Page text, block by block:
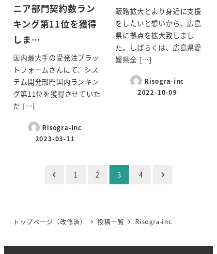
ニア部門契約数ラン
キング第11位を獲得
しま…
国内最大手の受発注プラッ
トフォームさんにて、シス
テム開発部門国内ランキン
グ第11位を獲得させていた
だ […]
Risogra-inc
2023-03-11
販路拡大とより身近に支援
をしたいと想いから、広島
県に拠点を拡大致しまし
た。しばらくは、広島県愛
媛県全 […]
Risogra-inc
2022-10-09
1 2 3 4
トップページ（改修済） 投稿一覧 Risogra-inc